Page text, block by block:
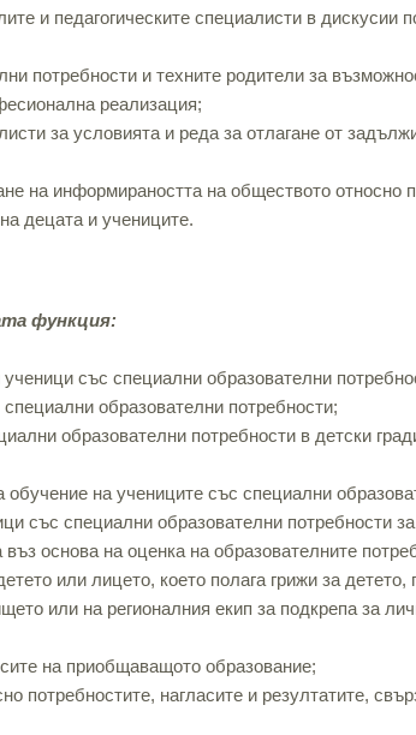
и педагогическите специалисти в
потребности и техните родители за
реализация;
за условията и реда за отлагане от
на информираността на обществото относно
децата и учениците.
функция:
със специални образователни
образователни потребности;
образователни потребности в детски
на учениците със специални
със специални образователни потребности
основа на оценка на образователните
или лицето, което полага грижи за
или на регионалния екип за подкрепа за
на приобщаващото образование;
потребностите, нагласите и резултатите,